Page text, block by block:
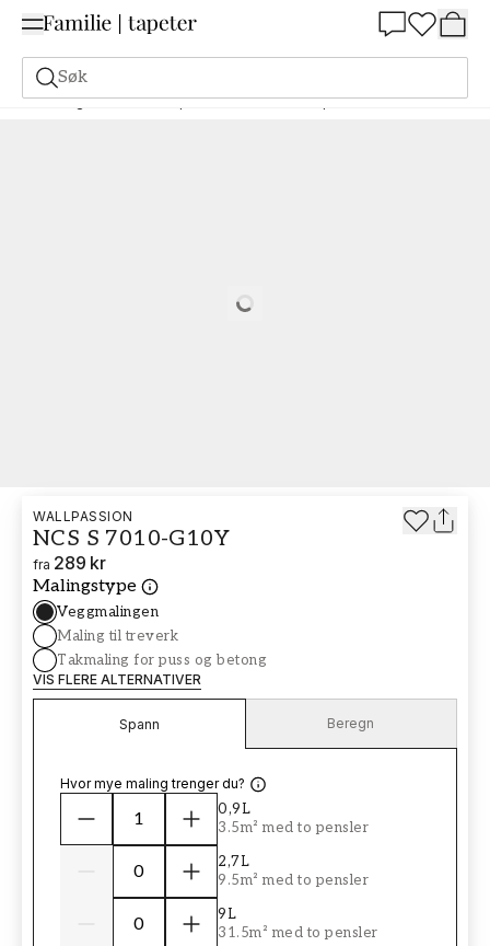
Søk
Maling Bestill basert på NCS Bestill basert på NCS 7010-G10Y
Loading…
WALLPASSION
NCS S 7010-G10Y
fra 289 kr
Malingstype
Veggmalingen
Maling til treverk
Takmaling for puss og betong
VIS FLERE ALTERNATIVER
Spann Beregn
Hvor mye maling trenger du?
0,9L
3.5m² med to pensler
2,7L
9.5m² med to pensler
9L
31.5m² med to pensler